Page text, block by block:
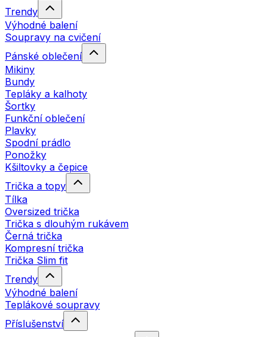
Trendy
Výhodné balení
Soupravy na cvičení
Pánské oblečení
Mikiny
Bundy
Tepláky a kalhoty
Šortky
Funkční oblečení
Plavky
Spodní prádlo
Ponožky
Kšiltovky a čepice
Trička a topy
Tílka
Oversized trička
Trička s dlouhým rukávem
Černá trička
Kompresní trička
Trička Slim fit
Trendy
Výhodné balení
Teplákové soupravy
Příslušenství